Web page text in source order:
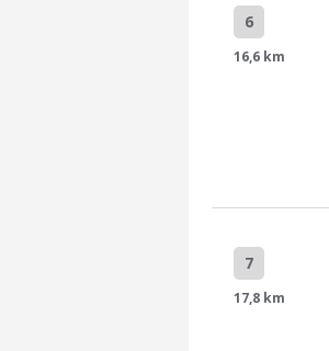
6
16,6 km
7
17,8 km